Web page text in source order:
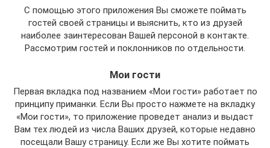
С помощью этого приложения Вы сможете поймать
гостей своей страницы и выяснить, кто из друзей
наиболее заинтересован Вашей персоной в контакте.
Рассмотрим гостей и поклонников по отдельности.
Мои гости
Первая вкладка под названием «Мои гости» работает по
принципу приманки. Если Вы просто нажмете на вкладку
«Мои гости», то приложение проведет анализ и выдаст
Вам тех людей из числа Ваших друзей, которые недавно
посещали Вашу страницу. Если же Вы хотите поймать